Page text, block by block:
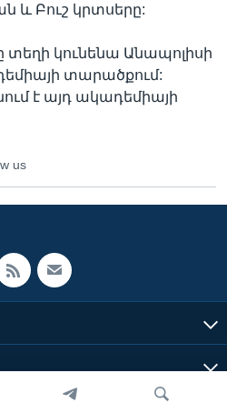
և Բուշ կրտսերը:
տեղի կունենա Անապոլիսի
տարածքում:
է այդ ակադեմիայի
us